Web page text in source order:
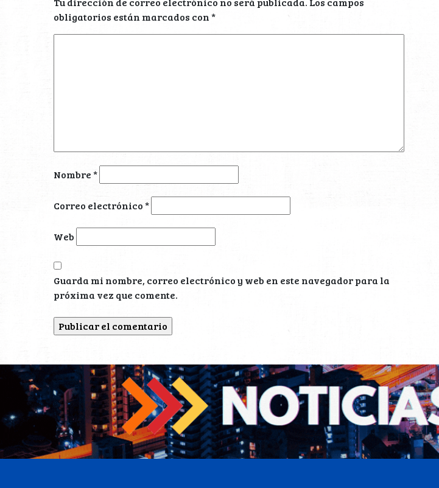
obligatorios están marcados con*
Nombre*
Correo electrónico*
Web
Guarda mi nombre, correo electrónico y web en este navegador para la
próxima vez que comente.